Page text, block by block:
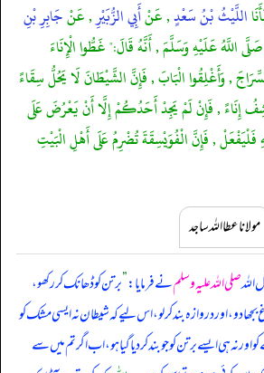
اللَّيْثُ بْنُ سَعْدٍ, عَنْأَبِي الزُّبَيْرِ, عَنْجَابِرِ بْنِ
اللَّهُ عَلَيْهِ وَسَلَّمَ , أَنَّهُ قَالَ:" غَطُّوا الْإِنَاءَ
, وَأَغْلِقُوا الْبَابَ , فَإِنَّ الشَّيْطَانَ لَا يَحُلُّ سِقَاءً
إِنَاءً , فَإِنْ لَمْ يَجِدْ أَحَدُكُمْ إِلَّا أَنْ يَعْرُضَ عَلَى
فَلْيَفْعَلْ , فَإِنَّ الْفُوَيْسِقَةَ تُضْرِمُ عَلَى أَهْلِ الْبَيْتِ
مولانا عطا اللہ ساجد
صلی اللہ علیہ وسلمنے فرمایا:”برتن کو ڈھانک کر رکھو،
دو، اور دروازہ بند کر لو، اس لیے کہ شیطان نہ ایسی مشک کو
نہ ہی ایسے برتن کو جو بند کر دیا گیا ہو، اب اگر تم میں سے